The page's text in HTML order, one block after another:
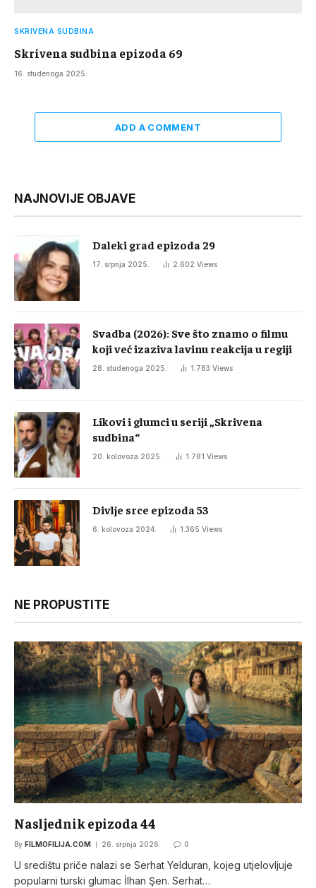
SKRIVENA SUDBINA
Skrivena sudbina epizoda 69
16. studenoga 2025.
ADD A COMMENT
NAJNOVIJE OBJAVE
Daleki grad epizoda 29
17. srpnja 2025. 2.602 Views
Svadba (2026): Sve što znamo o filmu
koji već izaziva lavinu reakcija u regiji
28. studenoga 2025. 1.783 Views
Likovi i glumci u seriji „Skrivena
sudbina“
20. kolovoza 2025. 1.781 Views
Divlje srce epizoda 53
6. kolovoza 2024. 1.365 Views
NE PROPUSTITE
Nasljednik epizoda 44
By FILMOFILIJA.COM 26. srpnja 2026. 0
U središtu priče nalazi se Serhat Yelduran, kojeg utjelovljuje
popularni turski glumac İlhan Şen. Serhat…